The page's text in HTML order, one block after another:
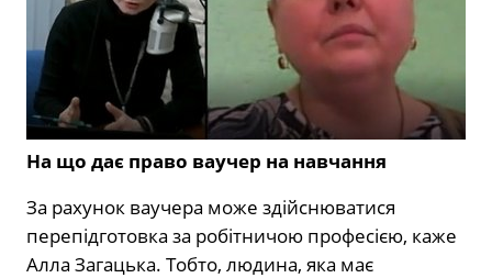
На що дає право ваучер на навчання
За рахунок ваучера може здійснюватися
перепідготовка за робітничою професією, каже
Алла Загацька. Тобто, людина, яка має